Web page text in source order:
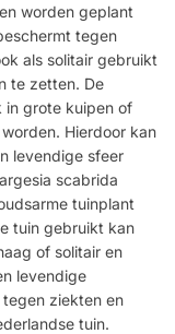
worden geplant
tegen
als solitair gebruikt
te zetten. De
in grote kuipen of
Hierdoor kan
levendige sfeer
scabrida
tuinplant
tuin gebruikt kan
of solitair en
levendige
ziekten en
tuin.